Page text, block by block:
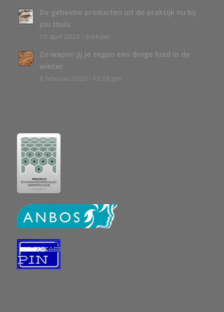
De geheime producten uit de praktijk nu bij
jou thuis
20 april 2020 - 3:44 pm
Zo wapen jij je tegen een droge huid in de
winter
8 februari 2020 - 12:28 pm